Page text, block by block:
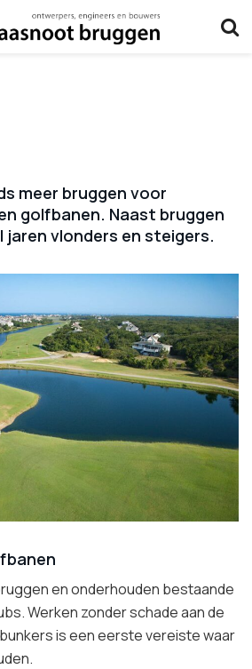
meer bruggen voor
golfbanen. Naast bruggen
jaren vlonders en steigers.
en onderhouden bestaande
Werken zonder schade aan de
is een eerste vereiste waar